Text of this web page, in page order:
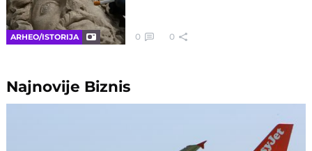
ARHEO/ISTORIJA 0 0
Najnovije Biznis